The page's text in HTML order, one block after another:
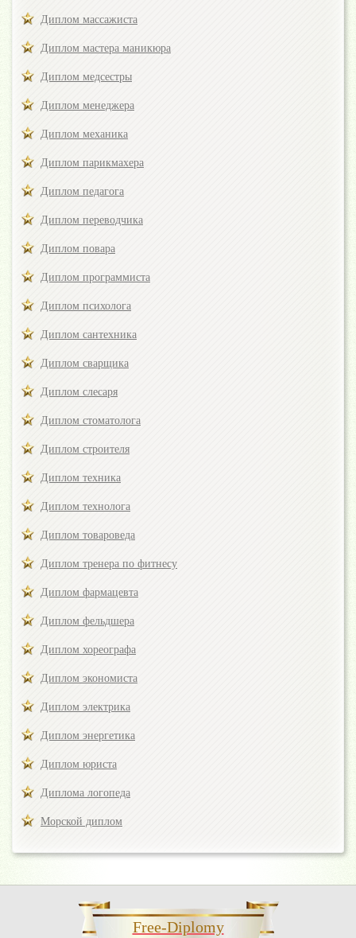
Диплом массажиста
Диплом мастера маникюра
Диплом медсестры
Диплом менеджера
Диплом механика
Диплом парикмахера
Диплом педагога
Диплом переводчика
Диплом повара
Диплом программиста
Диплом психолога
Диплом сантехника
Диплом сварщика
Диплом слесаря
Диплом стоматолога
Диплом строителя
Диплом техника
Диплом технолога
Диплом товароведа
Диплом тренера по фитнесу
Диплом фармацевта
Диплом фельдшера
Диплом хореографа
Диплом экономиста
Диплом электрика
Диплом энергетика
Диплом юриста
Диплома логопеда
Морской диплом
Free-Diplomy